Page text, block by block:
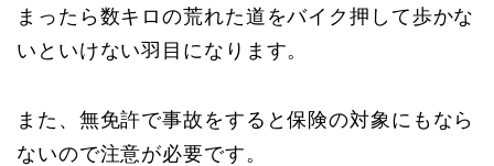
まったら数キロの荒れた道をバイク押して歩かな
いといけない羽目になります。
また、無免許で事故をすると保険の対象にもなら
ないので注意が必要です。